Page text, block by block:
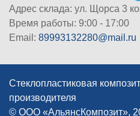
Адрес склада: ул. Щорса 3
Время работы: 9:00 - 17:00
Email: 89993132280@mail.ru
Стеклопластиковая
производителя
© ООО «АльянсКомпозит»,